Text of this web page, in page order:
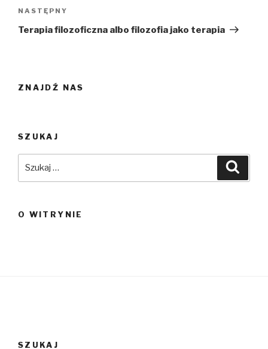
wpisu
Następny
wpis
NASTĘPNY
Terapia filozoficzna albo filozofia jako terapia
ZNAJDŹ NAS
SZUKAJ
O WITRYNIE
SZUKAJ